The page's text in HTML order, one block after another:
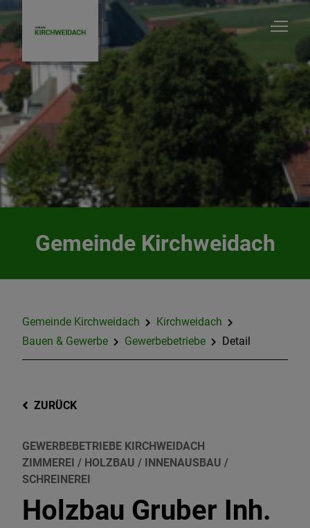
Gemeinde Kirchweidach
Gemeinde Kirchweidach
Kirchweidach
Bauen & Gewerbe
Gewerbebetriebe Detail
ZURÜCK
GEWERBEBETRIEBE KIRCHWEIDACH
ZIMMEREI / HOLZBAU / INNENAUSBAU /
SCHREINEREI
Holzbau Gruber Inh.